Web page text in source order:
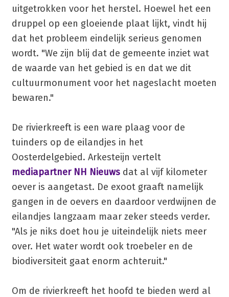
uitgetrokken voor het herstel. Hoewel het een
druppel op een gloeiende plaat lijkt, vindt hij
dat het probleem eindelijk serieus genomen
wordt. "We zijn blij dat de gemeente inziet wat
de waarde van het gebied is en dat we dit
cultuurmonument voor het nageslacht moeten
bewaren."
De rivierkreeft is een ware plaag voor de
tuinders op de eilandjes in het
Oosterdelgebied. Arkesteijn vertelt
mediapartner NH Nieuwsdat al vijf kilometer
oever is aangetast. De exoot graaft namelijk
gangen in de oevers en daardoor verdwijnen de
eilandjes langzaam maar zeker steeds verder.
"Als je niks doet hou je uiteindelijk niets meer
over. Het water wordt ook troebeler en de
biodiversiteit gaat enorm achteruit."
Om de rivierkreeft het hoofd te bieden werd al